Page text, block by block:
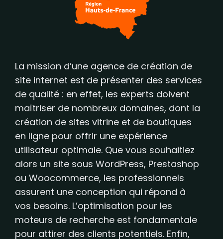
La mission d’une agence de création de
site internet est de présenter des services
de qualité : en effet, les experts doivent
maîtriser de nombreux domaines, dont la
création de sites vitrine et de boutiques
en ligne pour offrir une expérience
utilisateur optimale. Que vous souhaitiez
alors un site sous WordPress, Prestashop
ou Woocommerce, les professionnels
assurent une conception qui répond à
vos besoins. L’optimisation pour les
moteurs de recherche est fondamentale
pour attirer des clients potentiels. Enfin,